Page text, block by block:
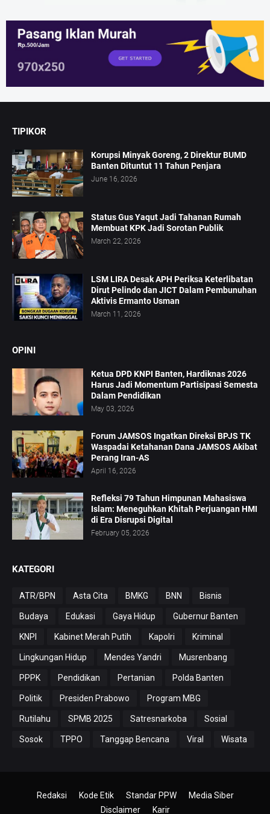
TIPIKOR
Korupsi Minyak Goreng, 2 Direktur BUMD
Banten Dituntut 11 Tahun Penjara
June 16, 2026
Status Gus Yaqut Jadi Tahanan Rumah
Membuat KPK Jadi Sorotan Publik
March 22, 2026
LSM LIRA Desak APH Periksa Keterlibatan
Dirut Pelindo dan JICT Dalam Pembunuhan
Aktivis Ermanto Usman
March 11, 2026
OPINI
Ketua DPD KNPI Banten, Hardiknas 2026
Harus Jadi Momentum Partisipasi Semesta
Dalam Pendidikan
May 03, 2026
Forum JAMSOS Ingatkan Direksi BPJS TK
Waspadai Ketahanan Dana JAMSOS Akibat
Perang Iran-AS
April 16, 2026
Refleksi 79 Tahun Himpunan Mahasiswa
Islam: Meneguhkan Khitah Perjuangan HMI
di Era Disrupsi Digital
February 05, 2026
KATEGORI
ATR/BPN Asta Cita BMKG BNN Bisnis
Budaya Edukasi Gaya Hidup Gubernur Banten
KNPI Kabinet Merah Putih Kapolri Kriminal
Lingkungan Hidup Mendes Yandri Musrenbang
PPPK Pendidikan Pertanian Polda Banten
Politik Presiden Prabowo Program MBG
Rutilahu SPMB 2025 Satresnarkoba Sosial
Sosok TPPO Tanggap Bencana Viral Wisata
Redaksi Kode Etik Standar PPW
Media Siber
Disclaimer
Karir